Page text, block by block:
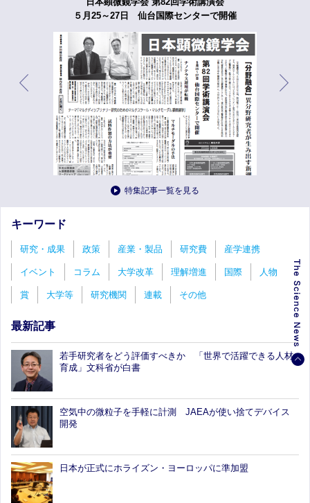
５月25～27日 仙台国際センターで開催
特集記事一覧を見る
キーワード
研究・成果 政策 産業・製品 研究費 産学連携
イベント コラム 大学改革 理解増進 国際 人物
賞 大学等 研究機関 連載 その他
最新記事
若手研究者をどう評価すべきか 「世界で活躍できる人材
育成」文科省が白書
空気中の微粒子を手軽に計測 JAEAが使い捨てデバイス
開発
日本が正式にホライズン・ヨーロッパに準加盟